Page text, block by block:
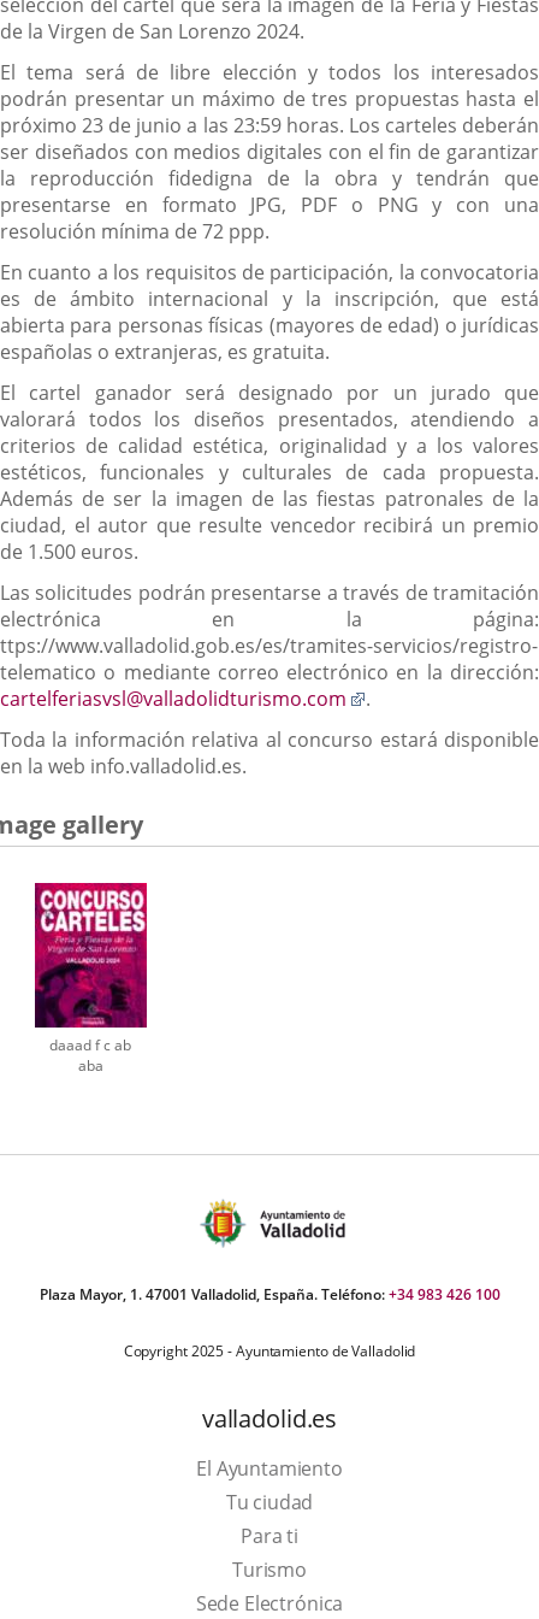
de la Virgen de San Lorenzo 2024.
El tema será de libre elección y todos los interesados
podrán presentar un máximo de tres propuestas hasta el
próximo 23 de junio a las 23:59 horas. Los carteles deberán
ser diseñados con medios digitales con el fin de garantizar
la reproducción fidedigna de la obra y tendrán que
presentarse en formato JPG, PDF o PNG y con una
resolución mínima de 72 ppp.
En cuanto a los requisitos de participación, la convocatoria
es de ámbito internacional y la inscripción, que está
abierta para personas físicas (mayores de edad) o jurídicas
españolas o extranjeras, es gratuita.
El cartel ganador será designado por un jurado que
valorará todos los diseños presentados, atendiendo a
criterios de calidad estética, originalidad y a los valores
estéticos, funcionales y culturales de cada propuesta.
Además de ser la imagen de las fiestas patronales de la
ciudad, el autor que resulte vencedor recibirá un premio
de 1.500 euros.
Las solicitudes podrán presentarse a través de tramitación
electrónica en la página:
ttps://www.valladolid.gob.es/es/tramites-servicios/registro-
telematico o mediante correo electrónico en la dirección:
cartelferiasvsl@valladolidturismo.com
Enlace
una
.
Toda la información relativa al concurso estará disponible
en la web info.valladolid.es.
gallery
daaad f c ab
aba
Plaza Mayor, 1. 47001 Valladolid, España. Teléfono:+34 983 426 100
Copyright 2025 - Ayuntamiento de Valladolid
valladolid.es
El Ayuntamiento
Tu ciudad
Para ti
TurismoThis
link
Sede Electrónica